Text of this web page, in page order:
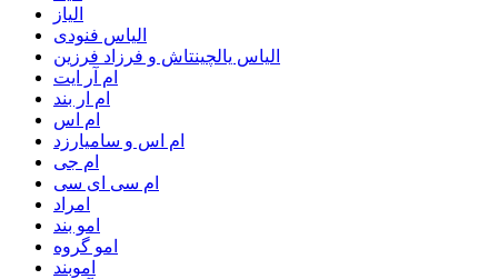
الیاز
الیاس فنودی
الیاس یالچینتاش و فرزاد فرزین
ام آر ایت
ام‌ ار بند
ام اس
ام اس و سامیارزد
ام جی
ام سی ای سی
امراد
امو بند
امو گروه
اموبند